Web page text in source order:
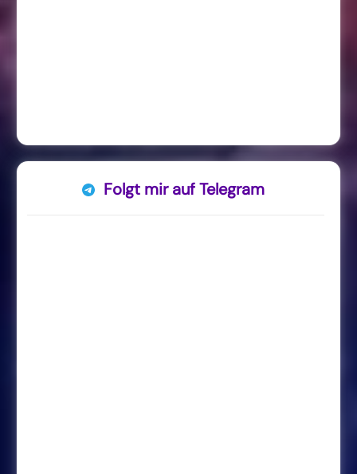
Folgt mir auf Telegram